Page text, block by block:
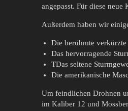
angepasst. Für diese
Außerdem haben wir
Die berühmte
Das hervorragende
TDas seltene
Die amerikanische
Um feindlichen Drohnen
im Kaliber 12 und